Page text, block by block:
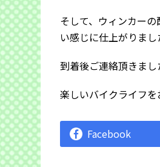
そして、ウィンカー
い感じに仕上がりま
到着後ご連絡頂きまし
楽しいバイクライフを
Facebook